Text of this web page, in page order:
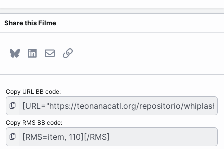
Share this Filme
Bluesky LinkedInE-mailLink
Copy URL BB code
Copy RMS BB code